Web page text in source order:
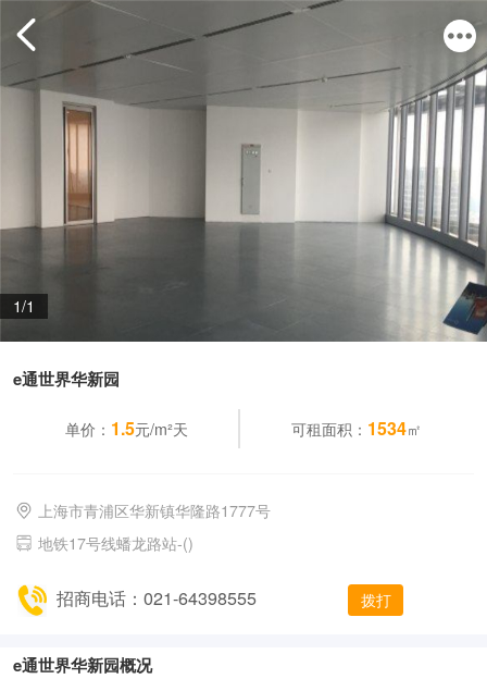
1/1
e通世界华新园
单价： 1.5元/m²天 可租面积： 1534㎡
上海市青浦区华新镇华隆路1777号
地铁17号线蟠龙路站-()
招商电话：021-64398555 拨打
e通世界华新园概况